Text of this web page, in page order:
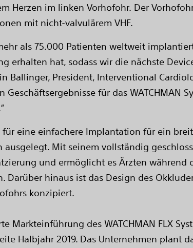
Herzen im linken Vorhofohr. Der
mit nicht-valvulärem VHF.
als 75.000 Patienten weltweit
erhalten hat, sodass wir die nächste
Ballinger, President, Interventional
für das WATCHMAN
für eine einfachere Implantation für ein
Mit seinem vollständig
und ermöglicht es Ärzten während
hinaus ist das Design des
konzipiert.
Markteinführung des WATCHMAN FLX
Halbjahr 2019. Das Unternehmen plant